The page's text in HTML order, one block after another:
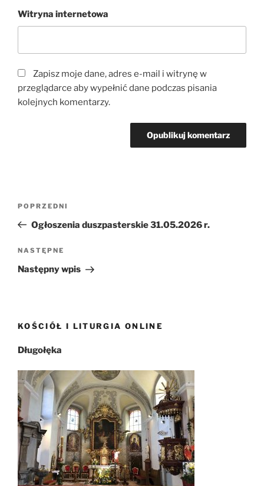
Witryna internetowa
Zapisz moje dane, adres e-mail i witrynę w
przeglądarce aby wypełnić dane podczas pisania
kolejnych komentarzy.
Poprzedni
wpis
POPRZEDNI
Ogłoszenia duszpasterskie 31.05.2026 r.
Następny
wpis
NASTĘPNE
Następny wpis
KOŚCIÓŁ I LITURGIA ONLINE
Długołęka